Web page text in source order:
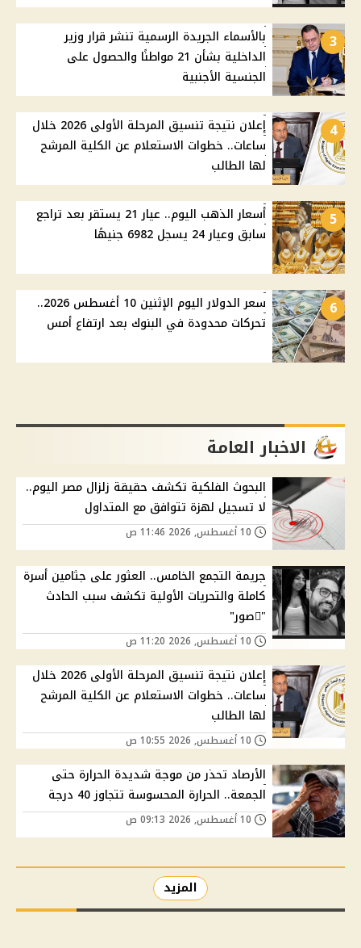
3
بالأسماء الجريدة الرسمية تنشر قرار وزير
الداخلية بشأن 21 مواطنًا والحصول على
الجنسية الأجنبية
4
إعلان نتيجة تنسيق المرحلة الأولى 2026 خلال
ساعات.. خطوات الاستعلام عن الكلية المرشح
لها الطالب
5
أسعار الذهب اليوم.. عيار 21 يستقر بعد تراجع
سابق وعيار 24 يسجل 6982 جنيهًا
6
سعر الدولار اليوم الإثنين 10 أغسطس 2026..
تحركات محدودة في البنوك بعد ارتفاع أمس
الاخبار العامة
البحوث الفلكية تكشف حقيقة زلزال مصر اليوم..
لا تسجيل لهزة تتوافق مع المتداول
جريمة التجمع الخامس.. العثور على جثامين أسرة
كاملة والتحريات الأولية تكشف سبب الحادث
"ًصور"
إعلان نتيجة تنسيق المرحلة الأولى 2026 خلال
ساعات.. خطوات الاستعلام عن الكلية المرشح
لها الطالب
الأرصاد تحذر من موجة شديدة الحرارة حتى
الجمعة.. الحرارة المحسوسة تتجاوز 40 درجة
المزيد